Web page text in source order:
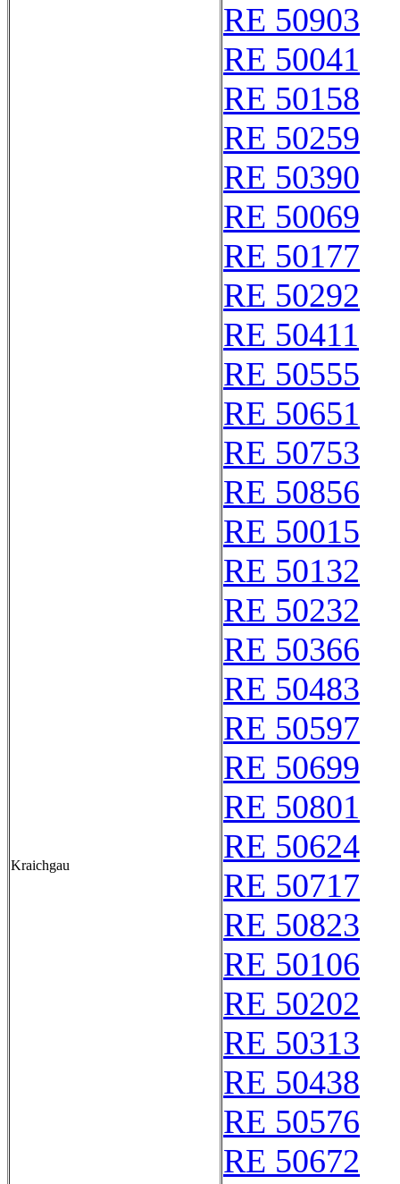
Kraichgau
RE 50903
RE 50041
RE 50158
RE 50259
RE 50390
RE 50069
RE 50177
RE 50292
RE 50411
RE 50555
RE 50651
RE 50753
RE 50856
RE 50015
RE 50132
RE 50232
RE 50366
RE 50483
RE 50597
RE 50699
RE 50801
RE 50624
RE 50717
RE 50823
RE 50106
RE 50202
RE 50313
RE 50438
RE 50576
RE 50672